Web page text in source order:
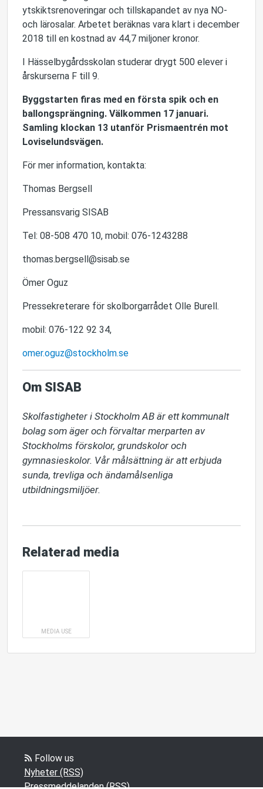
ytskiktsrenoveringar och tillskapandet av nya NO-
och lärosalar. Arbetet beräknas vara klart i december
2018 till en kostnad av 44,7 miljoner kronor.
I Hässelbygårdsskolan studerar drygt 500 elever i
årskurserna F till 9.
Byggstarten firas med en första spik och en
ballongsprängning. Välkommen 17 januari.
Samling klockan 13 utanför Prismaentrén mot
Loviselundsvägen.
För mer information, kontakta:
Thomas Bergsell
Pressansvarig SISAB
Tel: 08-508 470 10, mobil: 076-1243288
thomas.bergsell@sisab.se
Ömer Oguz
Pressekreterare för skolborgarrådet Olle Burell.
mobil: 076-122 92 34,
omer.oguz@stockholm.se
Om SISAB
Skolfastigheter i Stockholm AB är ett kommunalt
bolag som äger och förvaltar merparten av
Stockholms förskolor, grundskolor och
gymnasieskolor. Vår målsättning är att erbjuda
sunda, trevliga och ändamålsenliga
utbildningsmiljöer.
Relaterad media
MEDIA USE
Follow us
Nyheter (RSS)
Pressmeddelanden (RSS)